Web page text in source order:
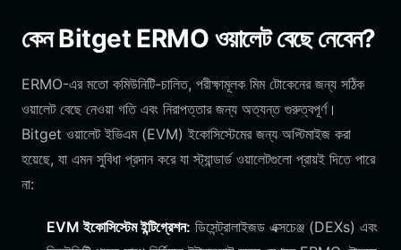
কেন Bitget ERMO ওয়ালেট বেছে নেবেন?
ERMO-এর মতো কমিউনিটি-চালিত, পরীক্ষামূলক মিম টোকেনের জন্য সঠিক
ওয়ালেট বেছে নেওয়া গতি এবং নিরাপত্তার জন্য অত্যন্ত গুরুত্বপূর্ণ।
Bitget ওয়ালেট ইভিএম (EVM) ইকোসিস্টেমের জন্য অপ্টিমাইজ করা
হয়েছে, যা এমন সুবিধা প্রদান করে যা স্ট্যান্ডার্ড ওয়ালেটগুলো প্রায়ই দিতে পারে
না:
EVM ইকোসিস্টেম ইন্টিগ্রেশন: ডিসেন্ট্রালাইজড এক্সচেঞ্জ (DEXs) এবং